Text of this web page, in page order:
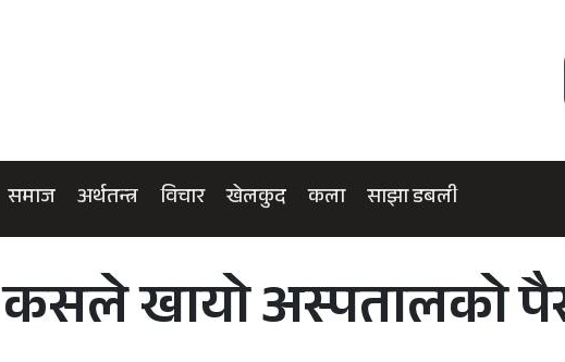
समाज अर्थतन्त्र विचार खेलकुद कला साझा डबली
खायो अस्पतालको